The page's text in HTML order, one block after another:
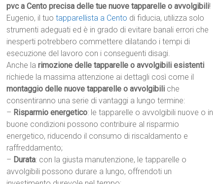
pvc a Cento precisa delle tue nuove tapparelle o avvolgibili!
Eugenio, il tuo tapparellista a Cento di fiducia, utilizza solo
strumenti adeguati ed è in grado di evitare banali errori che
inesperti potrebbero commettere dilatando i tempi di
esecuzione del lavoro con i conseguenti disagi.
Anche larimozione delle tapparelle o avvolgibili esistenti
richiede la massima attenzione ai dettagli così come il
montaggio delle nuove tapparelle o avvolgibili che
consentiranno una serie di vantaggi a lungo termine:
– Risparmio energetico: le tapparelle o avvolgibili nuove o in
buone condizioni possono contribuire al risparmio
energetico, riducendo il consumo di riscaldamento e
raffreddamento;
– Durata: con la giusta manutenzione, le tapparelle o
avvolgibili possono durare a lungo, offrendoti un